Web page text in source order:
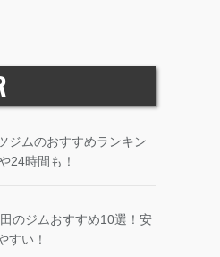
ジムのおすすめランキン
24時間も！
のジムおすすめ10選！安
すい！